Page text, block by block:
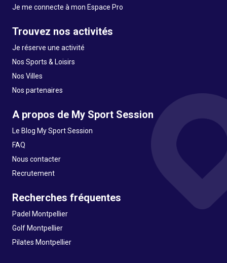
Je me connecte à mon Espace Pro
Trouvez nos activités
Je réserve une activité
Nos Sports & Loisirs
Nos Villes
Nos partenaires
A propos de My Sport Session
Le Blog My Sport Session
FAQ
Nous contacter
Recrutement
Recherches fréquentes
Padel Montpellier
Golf Montpellier
Pilates Montpellier